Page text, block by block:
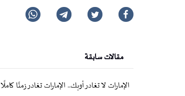
مقالات سابقة
الإمارات لا تغادر أوبك.. الإمارات تغادر زمنًا كاملًا